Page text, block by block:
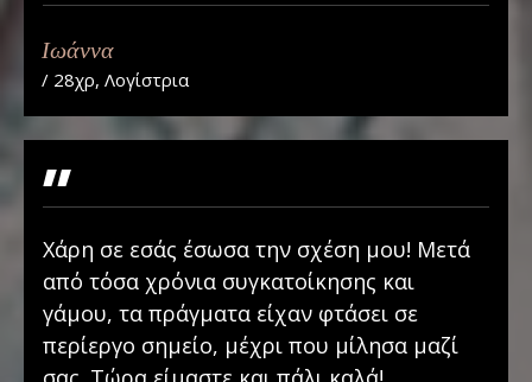
Ιωάννα
/ 28χρ, Λογίστρια
"
Χάρη σε εσάς έσωσα την σχέση μου! Μετά
από τόσα χρόνια συγκατοίκησης και
γάμου, τα πράγματα είχαν φτάσει σε
περίεργο σημείο, μέχρι που μίλησα μαζί